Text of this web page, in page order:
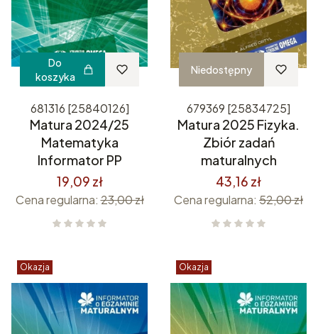
Do
koszyka
681316 [25840126]
Matura 2024/25
Matematyka
Informator PP
19,09 zł
Cena regularna: 23,00 zł
Niedostępny
679369 [25834725]
Matura 2025 Fizyka.
Zbiór zadań
maturalnych
43,16 zł
Cena regularna: 52,00 zł
Okazja Okazja